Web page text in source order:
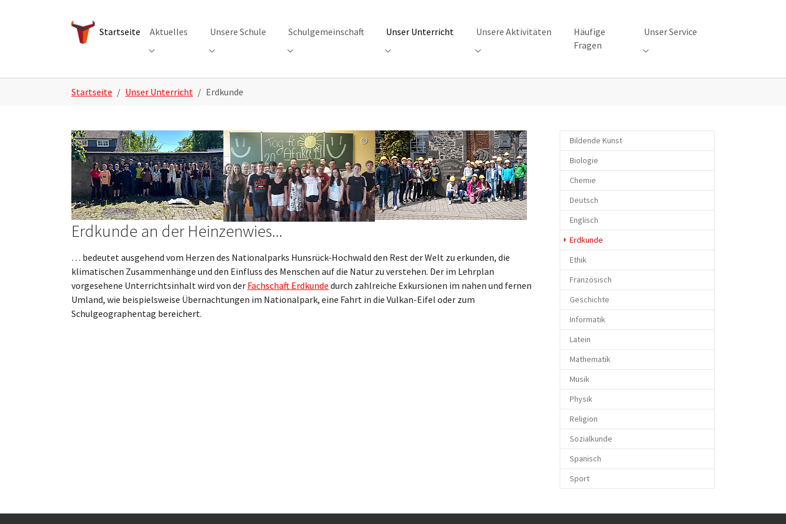
Startseite Aktuelles
Submenu for "Aktuelles"
Unsere Schule
Submenu for "Unsere Schule"
Schulgemeinschaft
Submenu for "Schulgemeinschaft"
Unser Unterricht
Submenu for "Unser Unterricht"
Unsere Aktivitäten
Submenu for "Unsere Aktivitäten"
Häufige
Fragen
Unser Service
Submenu for "Unser Service"
Startseite Unser Unterricht Erdkunde
Erdkunde an der Heinzenwies...
… bedeutet ausgehend vom Herzen des Nationalparks Hunsrück-Hochwald den Rest der Welt zu erkunden, die
klimatischen Zusammenhänge und den Einfluss des Menschen auf die Natur zu verstehen. Der im Lehrplan
vorgesehene Unterrichtsinhalt wird von der Fachschaft Erdkunde durch zahlreiche Exkursionen im nahen und fernen
Umland, wie beispielsweise Übernachtungen im Nationalpark, eine Fahrt in die Vulkan-Eifel oder zum
Schulgeographentag bereichert.
Bildende Kunst
Biologie
Chemie
Deutsch
Englisch
Erdkunde
Ethik
Französisch
Geschichte
Informatik
Latein
Mathematik
Musik
Physik
Religion
Sozialkunde
Spanisch
Sport